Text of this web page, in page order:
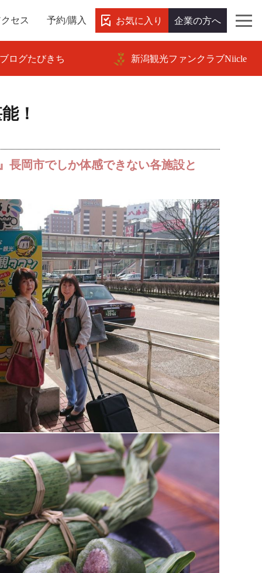
セス 予約/購入 お気に入り 企業の方へ
ログたびきち 新潟観光ファンクラブNiicle
！
長岡市でしか体感できない各施設と